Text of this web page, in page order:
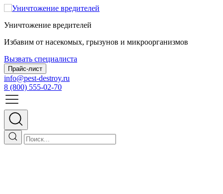
Уничтожение вредителей
Избавим от насекомых, грызунов и микроорганизмов
Вызвать специалиста
Прайс-лист
info@pest-destroy.ru
8 (800) 555-02-70